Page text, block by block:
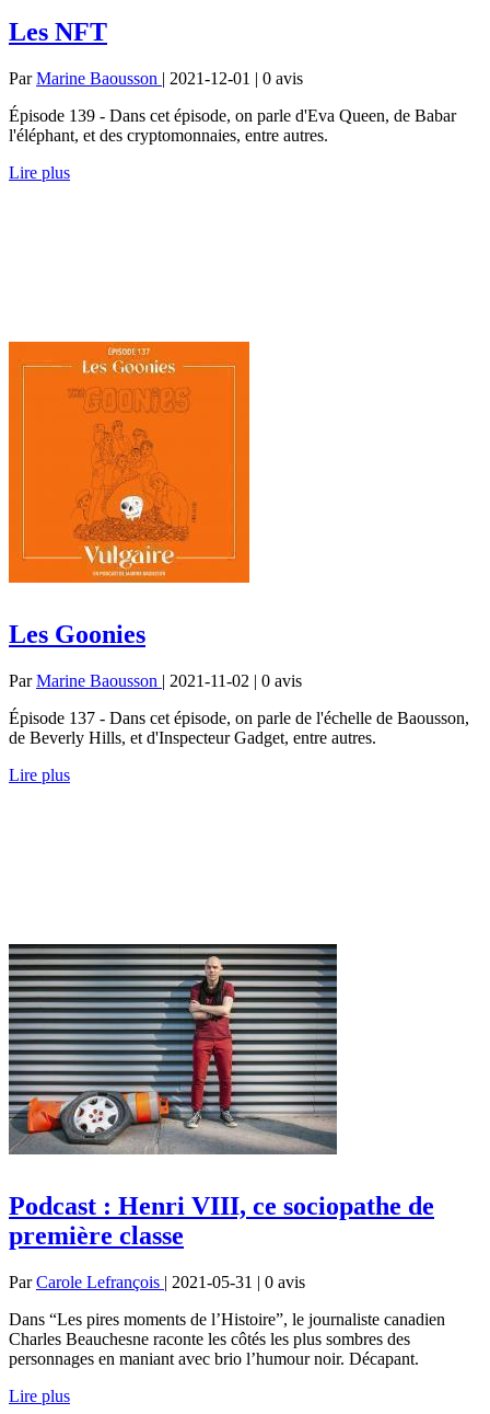
Les NFT
ParMarine Baousson | 2021-12-01 | 0 avis
Épisode 139 - Dans cet épisode, on parle d'Eva Queen, de Babar
l'éléphant, et des cryptomonnaies, entre autres.
Lire plus
Les Goonies
ParMarine Baousson | 2021-11-02 | 0 avis
Épisode 137 - Dans cet épisode, on parle de l'échelle de Baousson,
de Beverly Hills, et d'Inspecteur Gadget, entre autres.
Lire plus
Podcast : Henri VIII, ce sociopathe de
première classe
ParCarole Lefrançois | 2021-05-31 | 0 avis
Dans “Les pires moments de l’Histoire”, le journaliste canadien
Charles Beauchesne raconte les côtés les plus sombres des
personnages en maniant avec brio l’humour noir. Décapant.
Lire plus